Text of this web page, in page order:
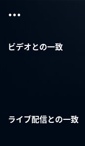
...
ビデオとの一致
ライブ配信との一致